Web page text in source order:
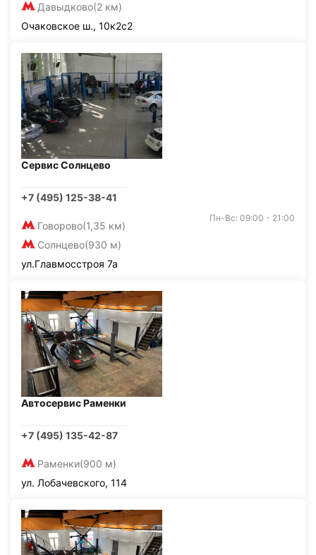
Давыдково(2 км)
Очаковское ш., 10к2с2
Сервис Солнцево
+7 (495) 125-38-41
Говорово(1,35 км)
Солнцево(930 м)
Пн-Вс: 09:00 - 21:00
ул.Главмосстроя 7а
Автосервис Раменки
+7 (495) 135-42-87
Раменки(900 м)
ул. Лобачевского, 114